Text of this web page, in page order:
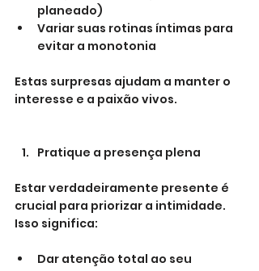
planeado)
Variar suas rotinas íntimas para
evitar a monotonia
Estas surpresas ajudam a manter o
interesse e a paixão vivos.
Pratique a presença plena
Estar verdadeiramente presente é
crucial para priorizar a intimidade.
Isso significa:
Dar atenção total ao seu